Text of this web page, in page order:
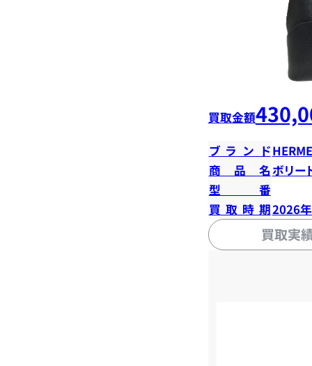
買取金額
ブランド
商品名ボリー
型番
買取時期2026
買取実